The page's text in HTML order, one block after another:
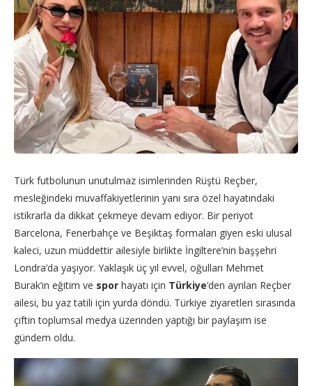
Türk futbolunun unutulmaz isimlerinden Rüştü Reçber,
mesleğindeki muvaffakiyetlerinin yanı sıra özel hayatındaki
istikrarla da dikkat çekmeye devam ediyor. Bir periyot
Barcelona, Fenerbahçe ve Beşiktaş formaları giyen eski ulusal
kaleci, uzun müddettir ailesiyle birlikte İngiltere’nin başşehri
Londra’da yaşıyor. Yaklaşık üç yıl evvel, oğulları Mehmet
Burak’ın eğitim ve spor hayatı için Türkiye‘den ayrılan Reçber
ailesi, bu yaz tatili için yurda döndü. Türkiye ziyaretleri sırasında
çiftin toplumsal medya üzerinden yaptığı bir paylaşım ise
gündem oldu.